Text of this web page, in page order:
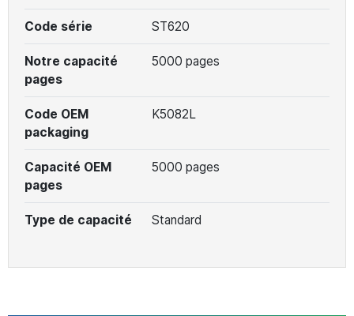
Code série ST620
Notre capacité
pages
5000 pages
Code OEM
packaging
K5082L
Capacité OEM
pages
5000 pages
Type de capacité Standard